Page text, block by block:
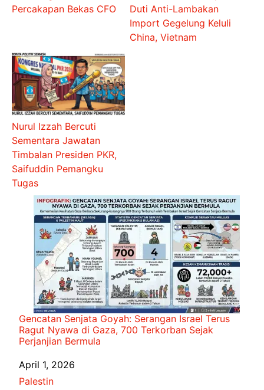
Percakapan Bekas CFO
Duti Anti-Lambakan
Import Gegelung Keluli
China, Vietnam
Nurul Izzah Bercuti
Sementara Jawatan
Timbalan Presiden PKR,
Saifuddin Pemangku
Tugas
Gencatan Senjata Goyah: Serangan Israel Terus
Ragut Nyawa di Gaza, 700 Terkorban Sejak
Perjanjian Bermula
Date
April 1, 2026
In relation to
Palestin